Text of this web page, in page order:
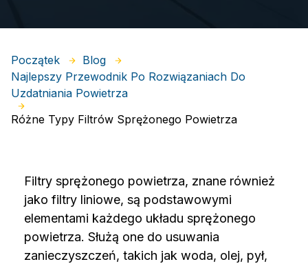
Początek
Blog
Najlepszy Przewodnik Po Rozwiązaniach Do
Uzdatniania Powietrza
Różne Typy Filtrów Sprężonego Powietrza
Filtry sprężonego powietrza, znane również
jako filtry liniowe, są podstawowymi
elementami każdego układu sprężonego
powietrza. Służą one do usuwania
zanieczyszczeń, takich jak woda, olej, pył,